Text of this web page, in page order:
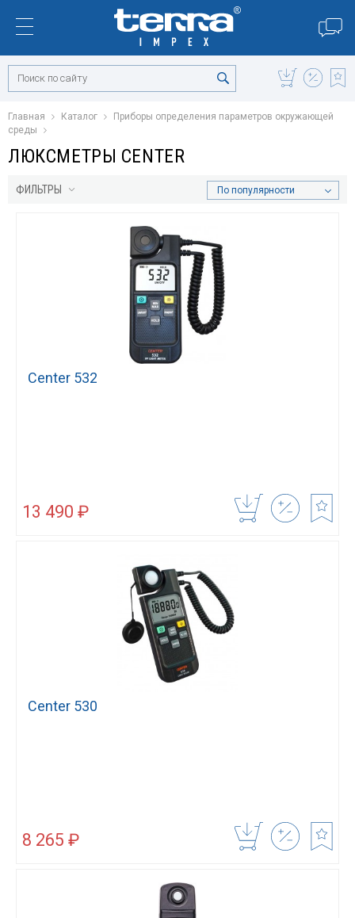
Главная Каталог
Приборы определения параметров окружающей
среды
ЛЮКСМЕТРЫ CENTER
ФИЛЬТРЫ По популярности
Center 532
13 490 ₽
Center 530
8 265 ₽